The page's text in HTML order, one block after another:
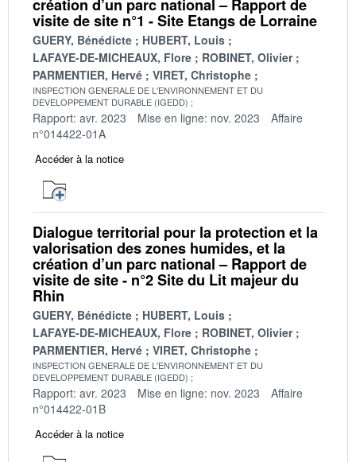
création d’un parc national – Rapport de
visite de site n°1 - Site Etangs de Lorraine
GUERY, Bénédicte
HUBERT, Louis
LAFAYE-DE-MICHEAUX, Flore
ROBINET, Olivier
PARMENTIER, Hervé
VIRET, Christophe
INSPECTION GENERALE DE L'ENVIRONNEMENT ET DU
DEVELOPPEMENT DURABLE (IGEDD)
Rapport: avr. 2023 Mise en ligne: nov. 2023
Affaire
n°014422-01A
Accéder à la notice
Dialogue territorial pour la protection et la
valorisation des zones humides, et la
création d’un parc national – Rapport de
visite de site - n°2 Site du Lit majeur du
Rhin
GUERY, Bénédicte
HUBERT, Louis
LAFAYE-DE-MICHEAUX, Flore
ROBINET, Olivier
PARMENTIER, Hervé
VIRET, Christophe
INSPECTION GENERALE DE L'ENVIRONNEMENT ET DU
DEVELOPPEMENT DURABLE (IGEDD)
Rapport: avr. 2023 Mise en ligne: nov. 2023
Affaire
n°014422-01B
Accéder à la notice